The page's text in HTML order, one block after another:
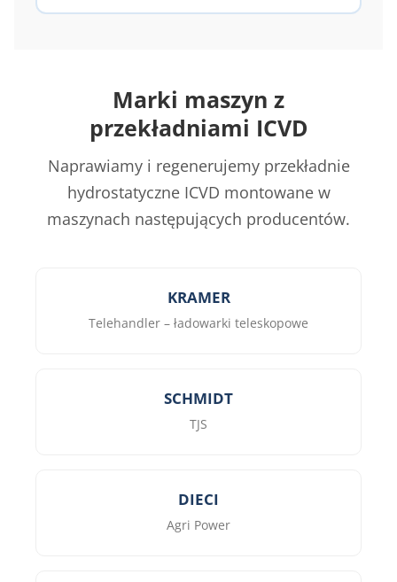
Marki maszyn z
przekładniami ICVD
Naprawiamy i regenerujemy przekładnie
hydrostatyczne ICVD montowane w
maszynach następujących producentów.
KRAMER
Telehandler – ładowarki teleskopowe
SCHMIDT
TJS
DIECI
Agri Power